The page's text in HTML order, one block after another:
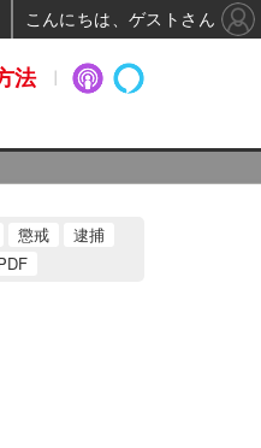
懲戒
逮捕
法
こんにちは、ゲストさん